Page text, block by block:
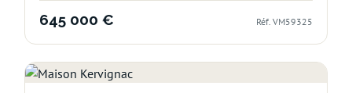
645 000 € Réf. VM59325